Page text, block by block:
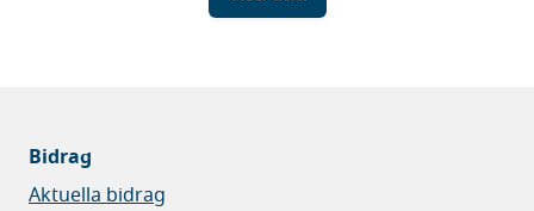
Bidrag
Aktuella bidrag